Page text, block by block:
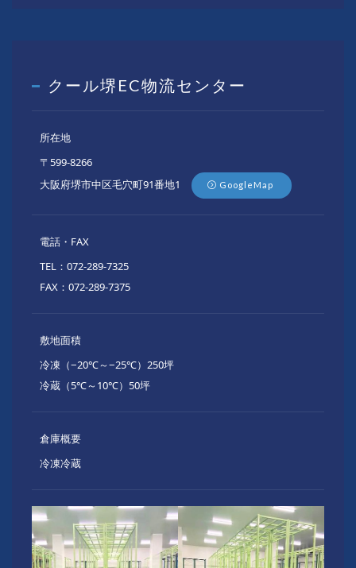
クール堺EC物流センター
所在地
〒599-8266
大阪府堺市中区毛穴町91番地1
GoogleMap
電話・FAX
TEL：072-289-7325
FAX：072-289-7375
敷地面積
冷凍（−20℃～−25℃）250坪
冷蔵（5℃～10℃）50坪
倉庫概要
冷凍冷蔵